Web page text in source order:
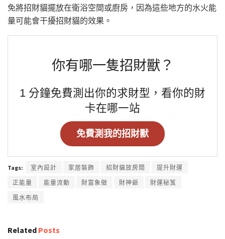
免將招財貓擺放在衛浴空間或廚房，因為這些地方的水火能
量可能會干擾招財貓的效果。
你有哪一隻招財獸？
1 分鐘免費測出你的求財型，看你的財
卡在哪一站
免費測我的招財獸
Tags: 室內設計 家居裝飾 招財貓放房間
提升財運
正能量
能量流動 財富象徵 財神爺
財運秘笈
風水布局
Related Posts